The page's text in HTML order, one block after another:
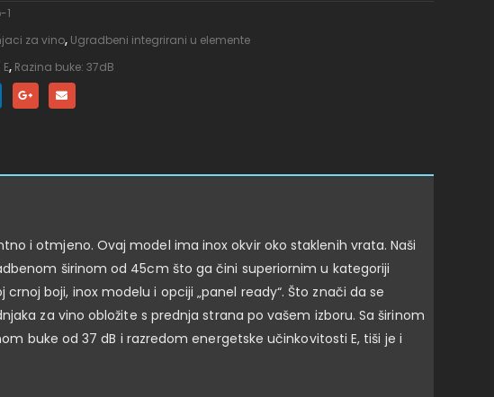
1
za vino, Ugradbeni integrirani u elemente
, Razina buke: 37dB
i otmjeno. Ovaj model ima inox okvir oko staklenih vrata. Naši
širinom od 45cm što ga čini superiornim u kategoriji
boji, inox modelu i opciji „panel ready“. Što znači da se
za vino obložite s prednja strana po vašem izboru. Sa širinom
buke od 37 dB i razredom energetske učinkovitosti E, tiši je i